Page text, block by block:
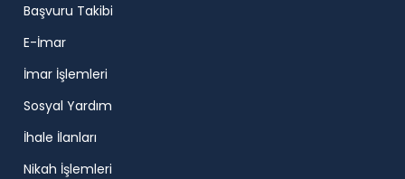
Başvuru Takibi
E-İmar
İmar İşlemleri
Sosyal Yardım
İhale İlanları
Nikah İşlemleri